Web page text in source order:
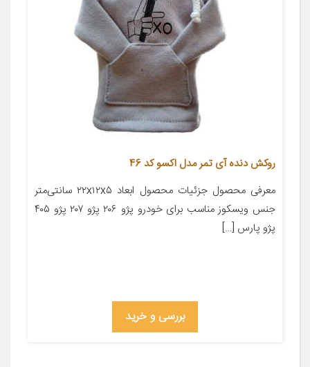
روکش دنده آی تمر مدل اکسو کد 46
معرفی محصول جزئیات محصول ابعاد ۲۲x۱۲x۵ سانتی‌متر
جنس ویسکوز مناسب برای خودرو پژو ۲۰۶ پژو ۲۰۷ پژو ۴۰۵
پژو پارس […]
بررسی و خرید